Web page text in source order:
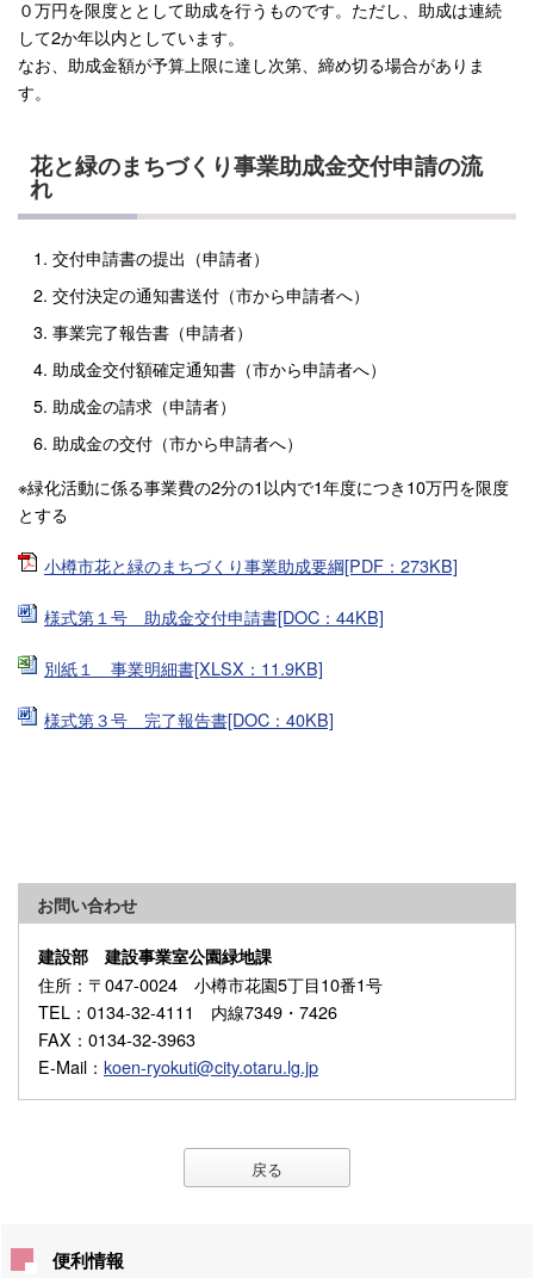
０万円を限度ととして助成を行うものです。ただし、助成は連続
して2か年以内としています。
なお、助成金額が予算上限に達し次第、締め切る場合がありま
す。
花と緑のまちづくり事業助成金交付申請の流
れ
交付申請書の提出（申請者）
交付決定の通知書送付（市から申請者へ）
事業完了報告書（申請者）
助成金交付額確定通知書（市から申請者へ）
助成金の請求（申請者）
助成金の交付（市から申請者へ）
※緑化活動に係る事業費の2分の1以内で1年度につき10万円を限度
とする
小樽市花と緑のまちづくり事業助成要綱[PDF：273KB]
様式第１号 助成金交付申請書[DOC：44KB]
別紙１ 事業明細書[XLSX：11.9KB]
様式第３号 完了報告書[DOC：40KB]
お問い合わせ
建設部 建設事業室公園緑地課
住所 ：〒047-0024 小樽市花園5丁目10番1号
TEL ：0134-32-4111 内線7349・7426
FAX ：0134-32-3963
E-Mail ： koen-ryokuti@city.otaru.lg.jp
戻る
便利情報